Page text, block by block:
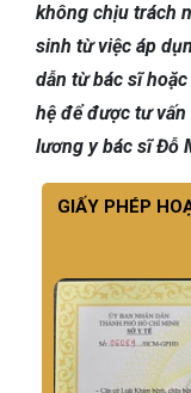
không chịu trách
sinh từ việc áp
dẫn từ bác sĩ
hệ để được tư
lương y bác sĩ Đỗ
GIẤY PHÉP